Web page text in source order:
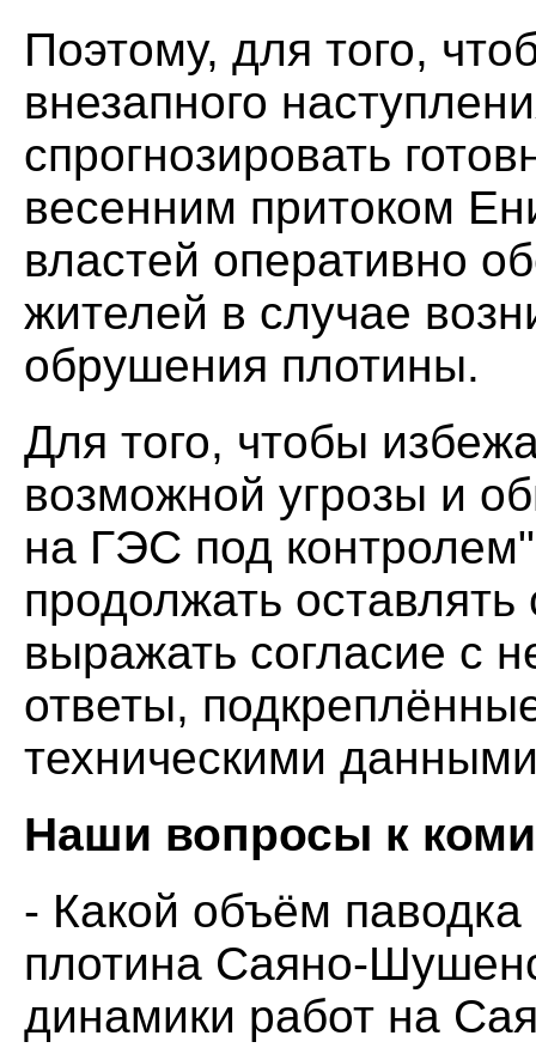
Поэтому, для того,
внезапного
спрогнозировать
весенним притоком
властей оперативно
жителей в случае
обрушения плотины.
Для того, чтобы
возможной угрозы и
на ГЭС под
продолжать
выражать согласие с
ответы,
техническими
Наши вопросы к
- Какой объём паводка
плотина Саяно-
динамики работ на